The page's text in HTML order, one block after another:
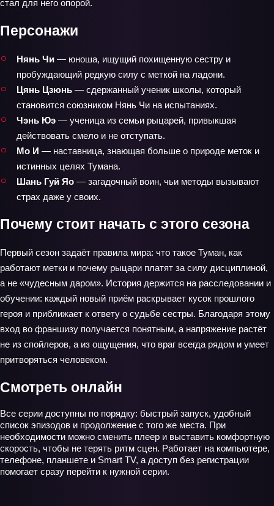
стал для него опорой.
Персонажи
Нянь Чи — юноша, ищущий похищенную сестру и
пробуждающий редкую силу с меткой на ладони.
Цянь Цзюнь — сдержанный ученик школы, который
становится союзником Нянь Чи на испытаниях.
Чэнь Юэ — ученица из семьи рыцарей, привыкшая
действовать смело и не отступать.
Мо И — наставница, знающая больше о природе меток и
истинных целях Тумана.
Шань Гуй Яо — загадочный воин, чьи методы вызывают
страх даже у своих.
Почему стоит начать с этого сезона
Первый сезон задаёт правила мира: что такое Туман, как
работают метки и почему рыцари платят за силу дисциплиной,
а не «чудесным даром». История держится на расследовании и
обучении: каждый новый приём раскрывает кусок прошлого
героя и приближает к ответу о судьбе сестры. Благодаря этому
вход во франшизу получается понятным, а напряжение растёт
не из спойлеров, а из ощущения, что враг всегда рядом и умеет
притворяться человеком.
Смотреть онлайн
Все серии доступны по порядку: быстрый запуск, удобный
список эпизодов и продолжение с того же места. При
необходимости можно сменить плеер и выставить комфортную
скорость, чтобы не терять ритм сцен. Работает на компьютере,
телефоне, планшете и Smart TV, а доступ без регистрации
помогает сразу перейти к нужной серии.